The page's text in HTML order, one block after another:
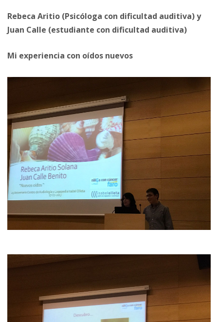
Rebeca Aritio (Psicóloga con dificultad auditiva) y
Juan Calle (estudiante con dificultad auditiva)
Mi experiencia con oídos nuevos